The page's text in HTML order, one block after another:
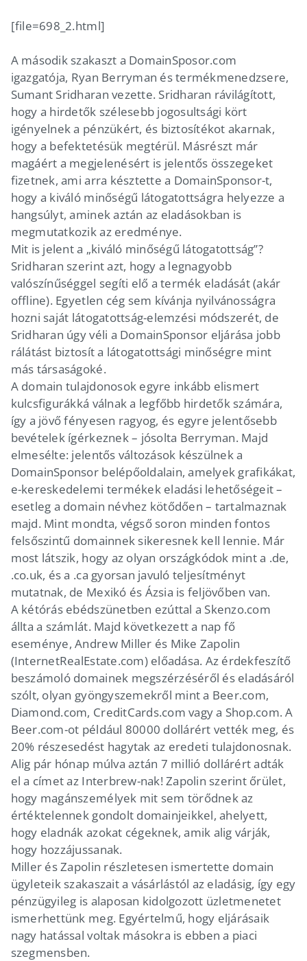
[file=698_2.html]
A második szakaszt a DomainSposor.com
igazgatója, Ryan Berryman és termékmenedzsere,
Sumant Sridharan vezette. Sridharan rávilágított,
hogy a hirdetők szélesebb jogosultsági kört
igényelnek a pénzükért, és biztosítékot akarnak,
hogy a befektetésük megtérül. Másrészt már
magáért a megjelenésért is jelentős összegeket
fizetnek, ami arra késztette a DomainSponsor-t,
hogy a kiváló minőségű látogatottságra helyezze a
hangsúlyt, aminek aztán az eladásokban is
megmutatkozik az eredménye.
Mit is jelent a „kiváló minőségű látogatottság”?
Sridharan szerint azt, hogy a legnagyobb
valószínűséggel segíti elő a termék eladását (akár
offline). Egyetlen cég sem kívánja nyilvánosságra
hozni saját látogatottság-elemzési módszerét, de
Sridharan úgy véli a DomainSponsor eljárása jobb
rálátást biztosít a látogatottsági minőségre mint
más társaságoké.
A domain tulajdonosok egyre inkább elismert
kulcsfigurákká válnak a legfőbb hirdetők számára,
így a jövő fényesen ragyog, és egyre jelentősebb
bevételek ígérkeznek – jósolta Berryman. Majd
elmesélte: jelentős változások készülnek a
DomainSponsor belépőoldalain, amelyek grafikákat,
e-kereskedelemi termékek eladási lehetőségeit –
esetleg a domain névhez kötődően – tartalmaznak
majd. Mint mondta, végső soron minden fontos
felsőszintű domainnek sikeresnek kell lennie. Már
most látszik, hogy az olyan országkódok mint a .de,
.co.uk, és a .ca gyorsan javuló teljesítményt
mutatnak, de Mexikó és Ázsia is feljövőben van.
A kétórás ebédszünetben ezúttal a Skenzo.com
állta a számlát. Majd következett a nap fő
eseménye, Andrew Miller és Mike Zapolin
(InternetRealEstate.com) előadása. Az érdekfeszítő
beszámoló domainek megszérzéséről és eladásáról
szólt, olyan gyöngyszemekről mint a Beer.com,
Diamond.com, CreditCards.com vagy a Shop.com. A
Beer.com-ot például 80000 dollárért vették meg, és
20% részesedést hagytak az eredeti tulajdonosnak.
Alig pár hónap múlva aztán 7 millió dollárért adták
el a címet az Interbrew-nak! Zapolin szerint őrület,
hogy magánszemélyek mit sem törődnek az
értéktelennek gondolt domainjeikkel, ahelyett,
hogy eladnák azokat cégeknek, amik alig várják,
hogy hozzájussanak.
Miller és Zapolin részletesen ismertette domain
ügyleteik szakaszait a vásárlástól az eladásig, így egy
pénzügyileg is alaposan kidolgozott üzletmenetet
ismerhettünk meg. Egyértelmű, hogy eljárásaik
nagy hatással voltak másokra is ebben a piaci
szegmensben.